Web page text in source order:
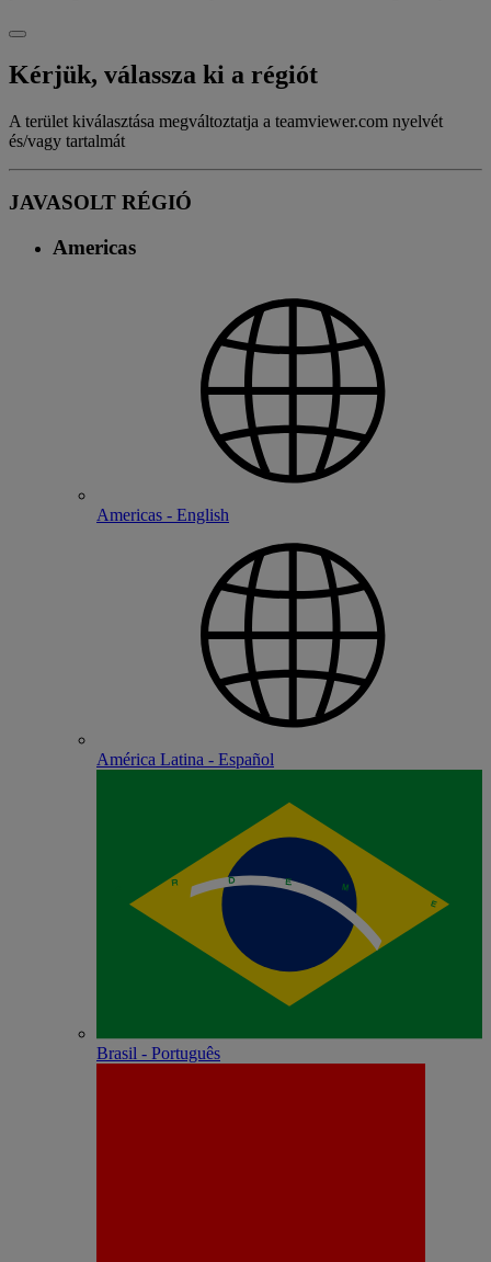
Kérjük, válassza ki a régiót
A terület kiválasztása megváltoztatja a teamviewer.com nyelvét
és/vagy tartalmát
JAVASOLT RÉGIÓ
Americas
Americas - English
América Latina - Español
Brasil - Português